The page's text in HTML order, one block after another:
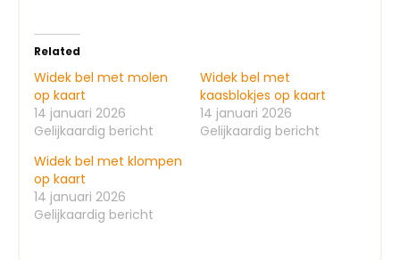
Related
Widek bel met molen
op kaart
14 januari 2026
Gelijkaardig bericht
Widek bel met
kaasblokjes op kaart
14 januari 2026
Gelijkaardig bericht
Widek bel met klompen
op kaart
14 januari 2026
Gelijkaardig bericht